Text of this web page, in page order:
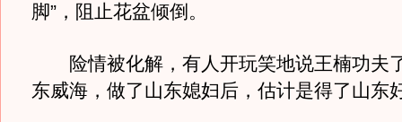
脚”，阻止花盆倾倒。
险情被化解，有人开玩笑地说王楠功夫
东威海，做了山东媳妇后，估计是得了山东